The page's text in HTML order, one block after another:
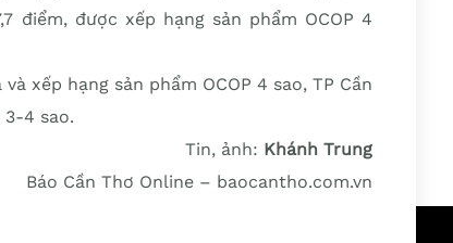
điểm, được xếp hạng sản phẩm OCOP 4
xếp hạng sản phẩm OCOP 4 sao, TP Cần
3-4 sao.
Tin, ảnh: Khánh Trung
Báo Cần Thơ Online – baocantho.com.vn